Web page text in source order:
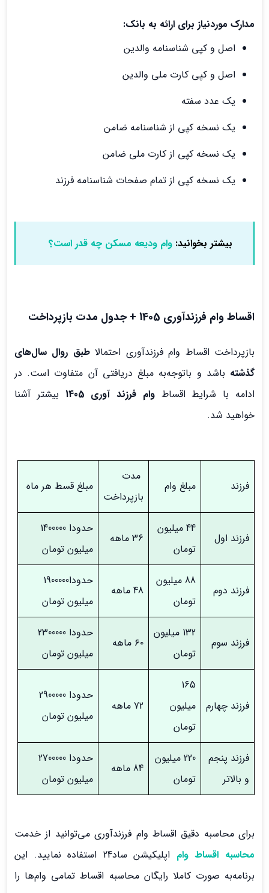
مدارک موردنیاز برای ارائه به بانک:
اصل و کپی شناسنامه والدین
اصل و کپی کارت ملی والدین
یک عدد سفته
یک نسخه کپی از شناسنامه ضامن
یک نسخه کپی از کارت ملی ضامن
یک نسخه کپی از تمام صفحات شناسنامه فرزند
بیشتر بخوانید:وام ودیعه مسکن چه قدر است؟
اقساط وام فرزندآوری 1405 + جدول مدت بازپرداخت
بازپرداخت اقساط وام فرزندآوری احتمالاطبق روال سال‌های
گذشته باشد و باتوجه‌به مبلغ دریافتی آن متفاوت است. در
ادامه با شرایط اقساطوام فرزند آوری 1405
بیشتر آشنا
خواهید شد.
فرزند مبلغ وام
مدت
بازپرداخت
مبلغ قسط هر ماه
فرزند اول
44 میلیون
تومان
36 ماهه
حدودا 1400000
میلیون تومان
فرزند دوم
88 میلیون
تومان
48 ماهه
حدودا1900000
میلیون تومان
فرزند سوم
132 میلیون
تومان
۶۰ ماهه
حدودا 2300000
میلیون تومان
فرزند چهارم
165
میلیون
تومان
72 ماهه
حدودا 2900000
میلیون تومان
فرزند پنجم
و بالاتر
220 میلیون
تومان
84 ماهه
حدودا 2700000
میلیون تومان
برای محاسبه دقیق اقساط وام فرزندآوری می‌توانید از خدمت
محاسبه‌ اقساط وام
اپلیکیشن ساد24 استفاده نمایید. این
برنامه‌به صورت کاملا رایگان محاسبه اقساط تمامی وام‌ها را